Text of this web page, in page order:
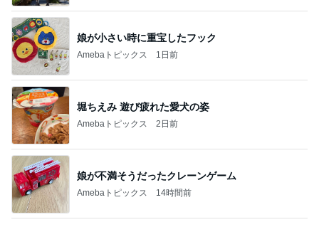
娘が小さい時に重宝したフック
Amebaトピックス 1日前
堀ちえみ 遊び疲れた愛犬の姿
Amebaトピックス 2日前
娘が不満そうだったクレーンゲーム
Amebaトピックス 14時間前